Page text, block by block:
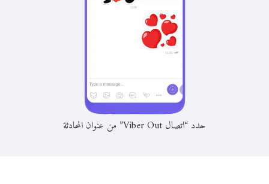
حدد “اتصال Viber Out” من عنوان المحادثة